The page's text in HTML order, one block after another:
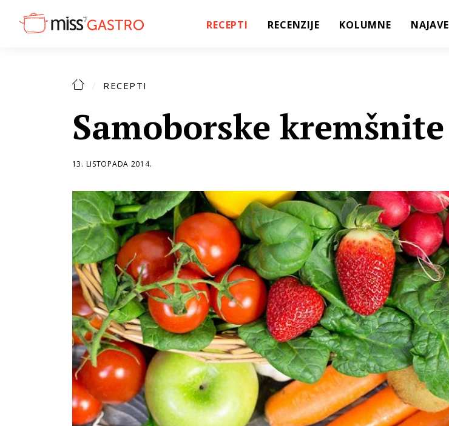
RECEPTI RECENZIJE KOLUMNE NAJAVE
RECEPTI
Samoborske kremšnite
13. LISTOPADA 2014.